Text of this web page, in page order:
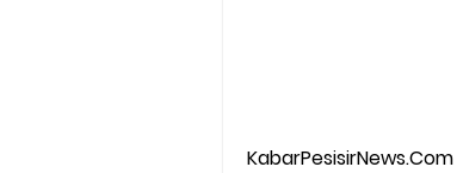
KabarPesisirNews.Com